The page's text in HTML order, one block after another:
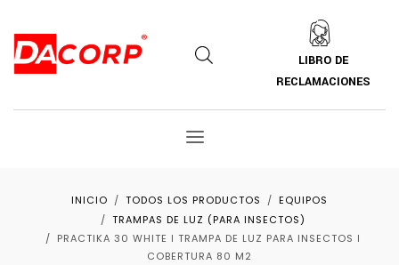
LIBRO DE
RECLAMACIONES
INICIO TODOS LOS PRODUCTOS
EQUIPOS
TRAMPAS DE LUZ (PARA INSECTOS)
PRACTIKA 30 WHITE ǀ TRAMPA DE LUZ PARA INSECTOS ǀ
COBERTURA 80 M2